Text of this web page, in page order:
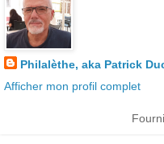
Philalèthe, aka Patrick
Afficher mon profil complet